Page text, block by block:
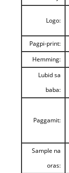
Logo:
Pagpi-print:
Hemming:
Lubid sa
baba:
Paggamit:
Sample na
oras: